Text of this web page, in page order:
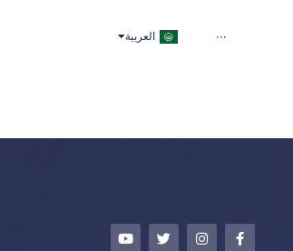
··· العربية
ENGLISH